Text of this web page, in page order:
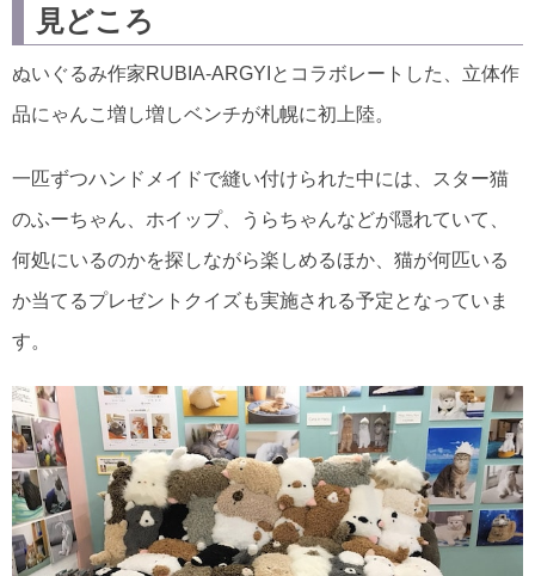
見どころ
ぬいぐるみ作家RUBIA-ARGYIとコラボレートした、立体作
品にゃんこ増し増しベンチが札幌に初上陸。
一匹ずつハンドメイドで縫い付けられた中には、スター猫
のふーちゃん、ホイップ、うらちゃんなどが隠れていて、
何処にいるのかを探しながら楽しめるほか、猫が何匹いる
か当てるプレゼントクイズも実施される予定となっていま
す。